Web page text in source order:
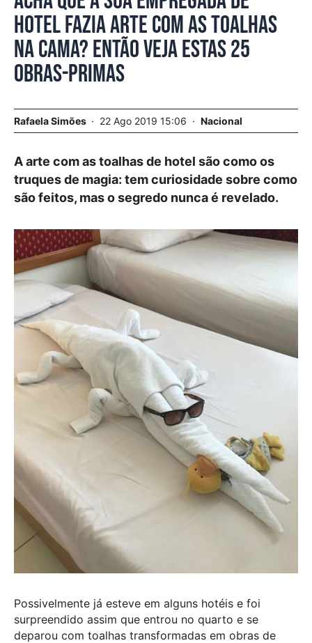
hotel fazia arte com as toalhas
na cama? Então veja estas 25
obras-primas
Rafaela Simões 22 Ago 2019 15:06 Nacional
A arte com as toalhas de hotel são como os
truques de magia: tem curiosidade sobre como
são feitos, mas o segredo nunca é revelado.
Possivelmente já esteve em alguns hotéis e foi
surpreendido assim que entrou no quarto e se
deparou com toalhas transformadas em obras de